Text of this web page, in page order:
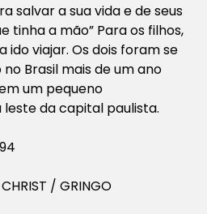
salvar a sua vida e de seus
tinha a mão” Para os filhos,
ido viajar. Os dois foram se
Brasil mais de um ano
um pequeno
da capital paulista.
/ GRINGO